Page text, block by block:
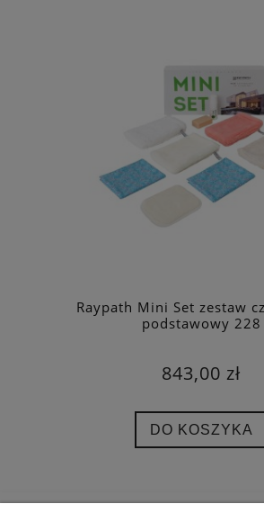
Raypath Mini Set zestaw
podstawowy 228
843,00 zł
DO KOSZYKA